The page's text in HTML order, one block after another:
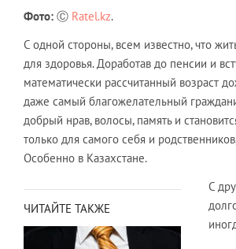
Фото: Ⓒ Ratel.kz.
С одной стороны, всем известно, что
для здоровья. Доработав до пенсии и
математически рассчитанный возраст
даже самый благожелательный
добрый нрав, волосы, память и
только для самого себя и
Особенно в Казахстане.
ЧИТАЙТЕ ТАКЖЕ
С